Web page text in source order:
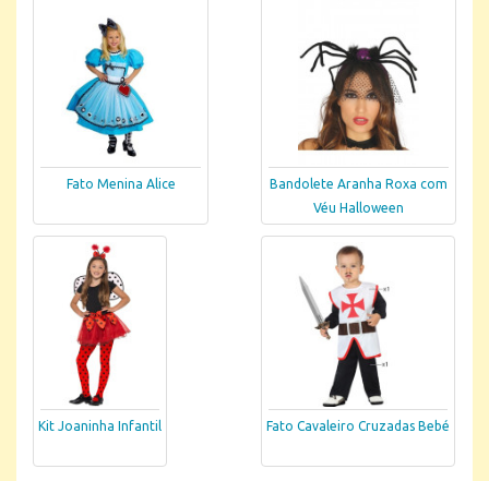
Fato Menina Alice
Bandolete Aranha Roxa com
Véu Halloween
Kit Joaninha Infantil Fato Cavaleiro Cruzadas Bebé